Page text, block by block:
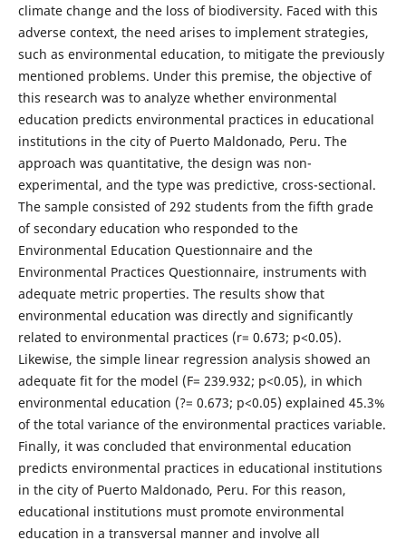
climate change and the loss of biodiversity. Faced with this
adverse context, the need arises to implement strategies,
such as environmental education, to mitigate the previously
mentioned problems. Under this premise, the objective of
this research was to analyze whether environmental
education predicts environmental practices in educational
institutions in the city of Puerto Maldonado, Peru. The
approach was quantitative, the design was non-
experimental, and the type was predictive, cross-sectional.
The sample consisted of 292 students from the fifth grade
of secondary education who responded to the
Environmental Education Questionnaire and the
Environmental Practices Questionnaire, instruments with
adequate metric properties. The results show that
environmental education was directly and significantly
related to environmental practices (r= 0.673; p<0.05).
Likewise, the simple linear regression analysis showed an
adequate fit for the model (F= 239.932; p<0.05), in which
environmental education (?= 0.673; p<0.05) explained 45.3%
of the total variance of the environmental practices variable.
Finally, it was concluded that environmental education
predicts environmental practices in educational institutions
in the city of Puerto Maldonado, Peru. For this reason,
educational institutions must promote environmental
education in a transversal manner and involve all